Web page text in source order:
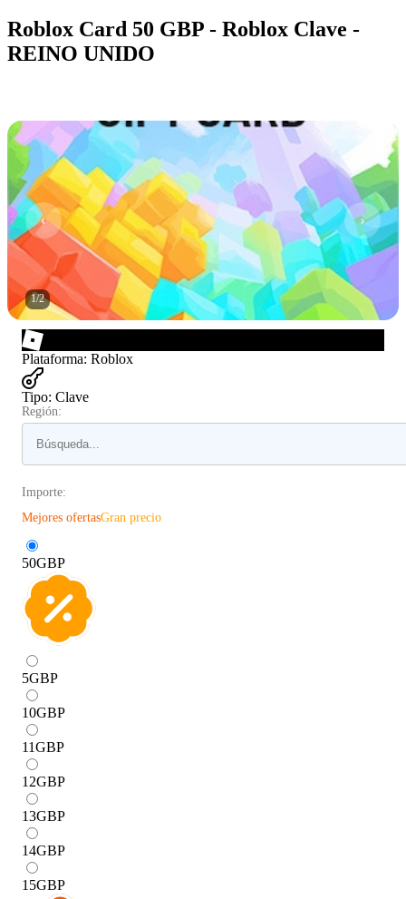
Roblox Card 50 GBP - Roblox Clave -
REINO UNIDO
1/2
Plataforma: Roblox
Tipo: Clave
Región:
Importe:
Mejores ofertasGran precio
50GBP
5GBP
10GBP
11GBP
12GBP
13GBP
14GBP
15GBP